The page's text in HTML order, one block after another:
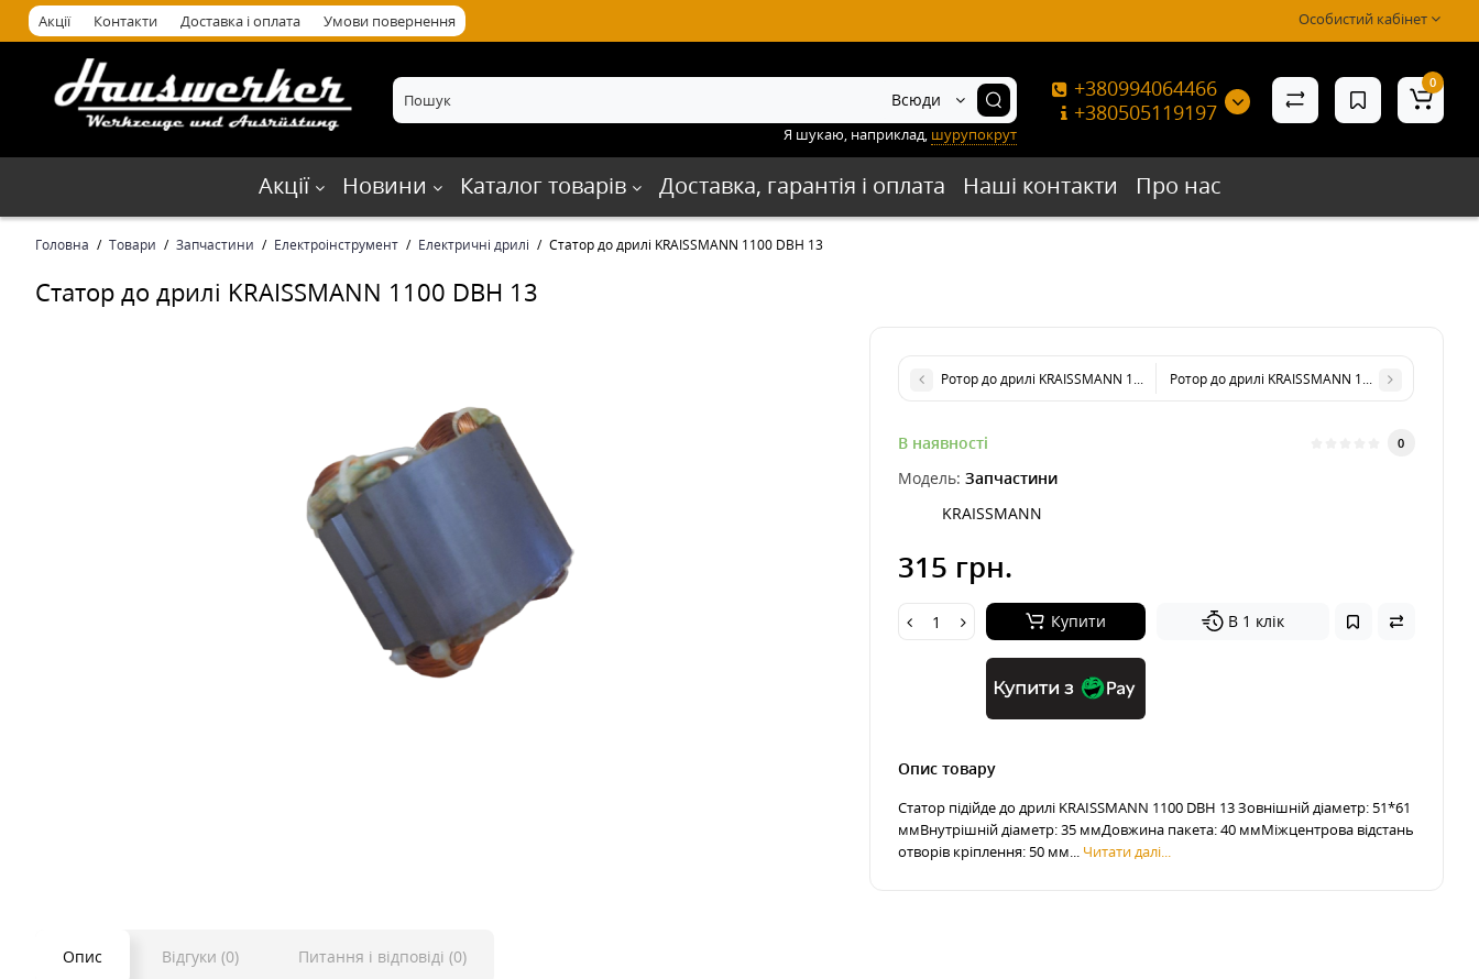
Акції Контакти Доставка і оплата Умови повернення Особистий кабінет
+380994064466
+380505119197
Всюди
Я шукаю, наприклад, шурупокрут
0
Акції Новини Каталог товарів Доставка, гарантія і оплата Наші контакти Про нас
Головна Товари Запчастини Електроінструмент Електричні дрилі Статор до дрилі KRAISSMANN 1100 DBH 13
Статор до дрилі KRAISSMANN 1100 DBH 13
Ротор до дрилі KRAISSMANN 1100 DBH 13 (new)Ротор до дрилі KRAISSMANN 1100 DBH 13
В наявності 0
Модель: Запчастини
KRAISSMANN
315 грн.
Купити
Купити з
В 1 клік
Опис товару
Статор підійде до дрилі KRAISSMANN 1100 DBH 13 Зовнішній діаметр: 51*61
ммВнутрішній діаметр: 35 ммДовжина пакета: 40 ммМіжцентрова відстань
отворів кріплення: 50 мм... Читати далі...
Опис Відгуки (0) Питання і відповіді (0)